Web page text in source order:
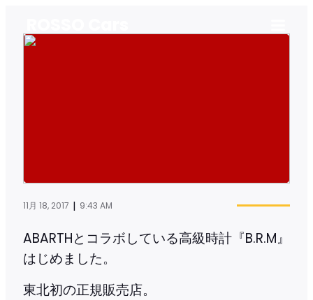
11月 18, 2017 | 9:43 AM
ABARTHとコラボしている高級時計『B.R.M』
はじめました。
東北初の正規販売店。